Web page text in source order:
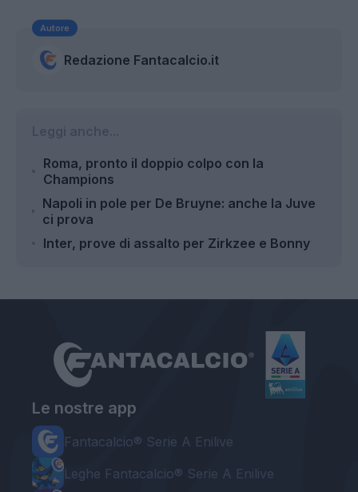
Autore
Redazione Fantacalcio.it
Roma, pronto il doppio colpo con la
Champions
Napoli in pole per De Bruyne: anche la Juve
ci prova
Inter, prove di assalto per Zirkzee e Bonny
Le nostre app
Fantacalcio® Serie A Enilive
Leghe Fantacalcio® Serie A Enilive